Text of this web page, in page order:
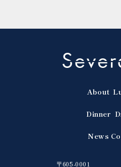
About
Dinner
News
〒605-0001